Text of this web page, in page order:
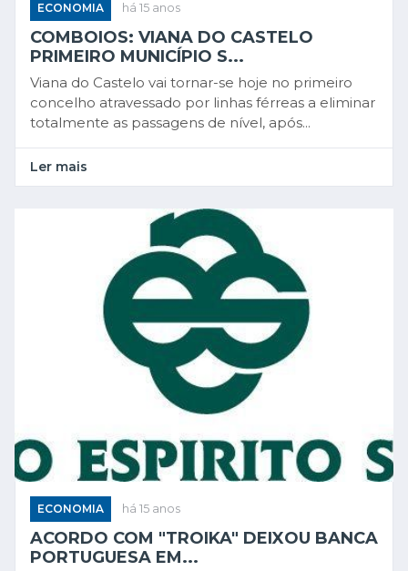
ECONOMIA há 15 anos
COMBOIOS: VIANA DO CASTELO
PRIMEIRO MUNICÍPIO S...
Viana do Castelo vai tornar-se hoje no primeiro
concelho atravessado por linhas férreas a eliminar
totalmente as passagens de nível, após...
Ler mais
ECONOMIA há 15 anos
ACORDO COM "TROIKA" DEIXOU BANCA
PORTUGUESA EM...